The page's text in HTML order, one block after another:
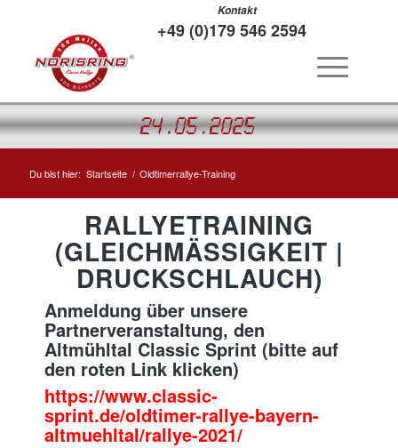
24.05.2025
Kontakt
+49 (0)179 546 2594
Du bist hier: Startseite / Oldtimerrallye-Training
RALLYETRAINING
(GLEICHMÄSSIGKEIT | D
RUCKSCHLAUCH)
Anmeldung über unsere
Partnerveranstaltung, den
Altmühltal Classic Sprint (bitte auf
den roten Link klicken)
https://www.classic-
sprint.de/oldtimer-rallye-bayern-
altmuehltal/rallye-2021/